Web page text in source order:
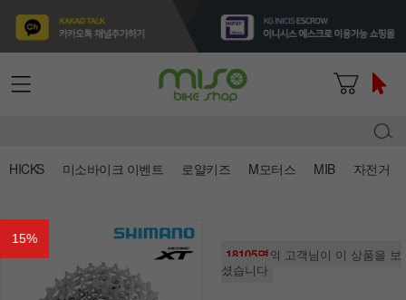
HICKS 미소바이크 이벤트 로얄키즈 M모터스 MIB 자전거
15%
18105명의 고객님이 이 상품을 보
셨습니다